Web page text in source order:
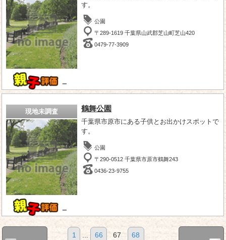
－
す。
公園
〒289-1619 千葉県山武郡芝山町芝山420
0479-77-3909
現地未調査
－
鶴舞公園
千葉県市原市にある子供とお出かけスポットで
す。
公園
〒290-0512 千葉県市原市鶴舞243
0436-23-9755
1 ... 66 67 68